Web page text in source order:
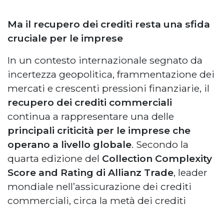
Ma il recupero dei crediti resta una sfida
cruciale per le imprese
In un contesto internazionale segnato da
incertezza geopolitica, frammentazione dei
mercati e crescenti pressioni finanziarie, il
recupero dei crediti commerciali
continua a rappresentare una delle
principali criticità per le imprese che
operano a livello globale. Secondo la
quarta edizione del Collection Complexity
Score and Rating di Allianz Trade, leader
mondiale nell’assicurazione dei crediti
commerciali, circa la metà dei crediti